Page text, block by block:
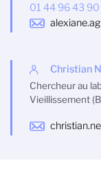
01 44 96 43 90
Christian
Chercheur au
Vieillissement